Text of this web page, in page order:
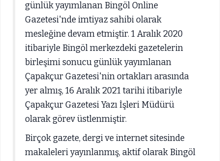
günlük yayımlanan Bingöl Online
Gazetesi'nde imtiyaz sahibi olarak
mesleğine devam etmiştir. 1 Aralık 2020
itibariyle Bingöl merkezdeki gazetelerin
birleşimi sonucu günlük yayımlanan
Çapakçur Gazetesi'nin ortakları arasında
yer almış, 16 Aralık 2021 tarihi itibariyle
Çapakçur Gazetesi Yazı İşleri Müdürü
olarak görev üstlenmiştir.
Birçok gazete, dergi ve internet sitesinde
makaleleri yayınlanmış, aktif olarak Bingöl